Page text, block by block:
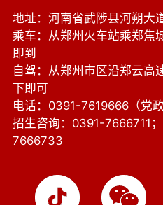
地址：河南省武陟县河朔大
乘车：从郑州火车站乘郑焦
即到
自驾：从郑州市区沿郑云高
下即可
电话：0391-7619666（党政
招生咨询：0391-7666711
7666733